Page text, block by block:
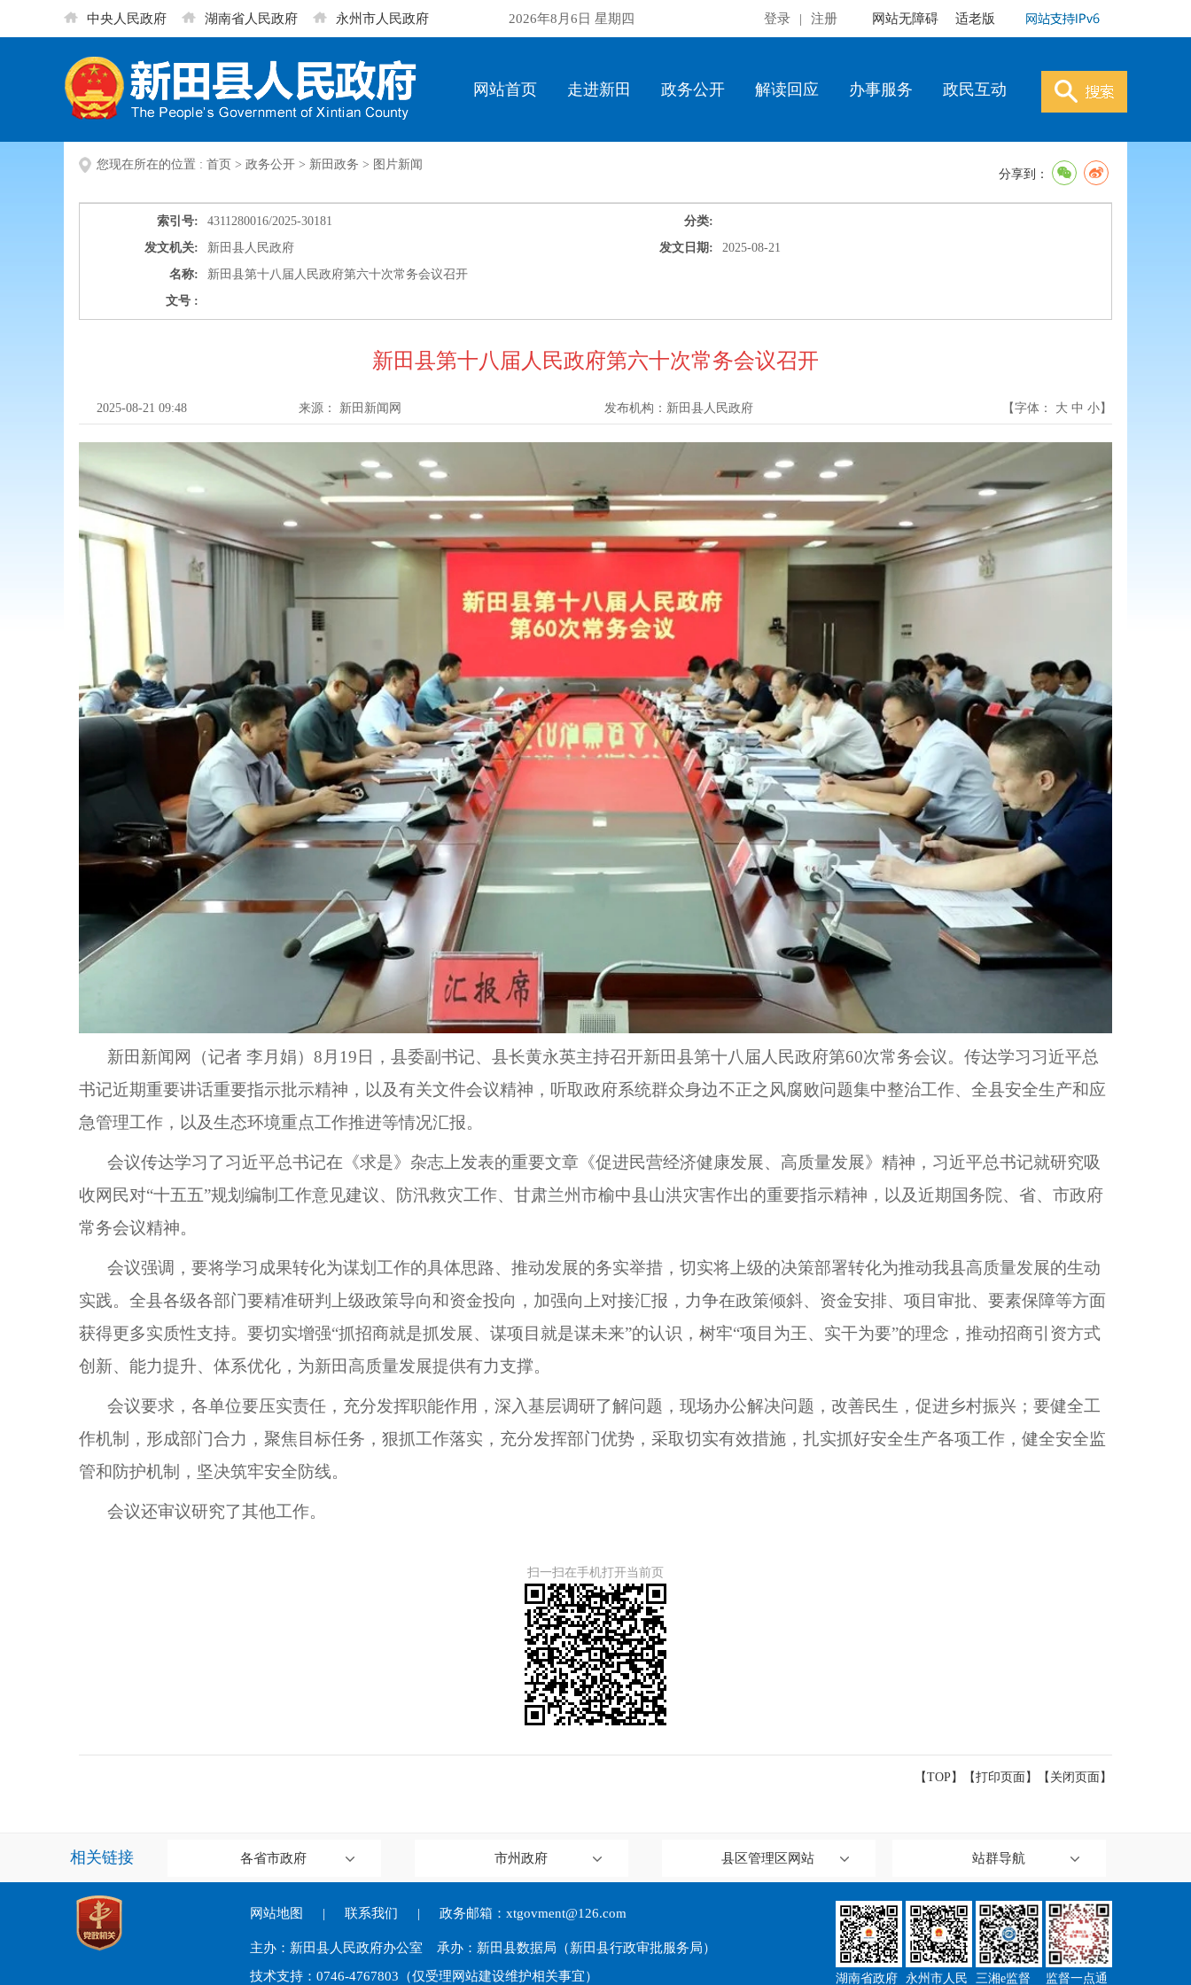
中央人民政府 湖南省人民政府 永州市人民政府 2026年8月6日 星期四 网站无障碍 适老版
登录 | 注册
网站首页 走进新田 政务公开 解读回应 办事服务 政民互动
您现在所在的位置 : 首页 > 政务公开 > 新田政务 > 图片新闻
分享到：
索引号: 4311280016/2025-30181
分类:
发文机关:
新田县人民政府 发文日期:
2025-08-21
名称:
新田县第十八届人民政府第六十次常务会议召开
文号 :
新田县第十八届人民政府第六十次常务会议召开
2025-08-21 09:48 来源： 新田新闻网 发布机构： 新田县人民政府 【字体： 大 中 小】
新田新闻网（记者 李月娟） 8月19日，县委副书记、县长黄永英主持召开新田县第十八届人民政府第60次常务会议。传达学习习近平总
书记近期重要讲话重要指示批示精神，以及有关文件会议精神，听取政府系统群众身边不正之风腐败问题集中整治工作、全县安全生产和应
急管理工作，以及生态环境重点工作推进等情况汇报。
会议传达学习了习近平总书记在《求是》杂志上发表的重要文章《促进民营经济健康发展、高质量发展》精神 ，习近平总书记就研究吸
收网民对“十五五”规划编制工作意见建议、防汛救灾工作、甘肃兰州市榆中县山洪灾害作出的重要指示精神，以及近期国务院、省、市政府
常务会议精神。
会议强调，要将学习成果转化为谋划工作的具体思路、推动发展的务实举措，切实将上级的决策部署转化为推动我县高质量发展的生动
实践。全县各级各部门要精准研判上级政策导向和资金投向，加强向上对接汇报，力争在政策倾斜、资金安排、项目审批、要素保障等方面
获得更多实质性支持。要切实增强“抓招商就是抓发展、谋项目就是谋未来”的认识，树牢“项目为王、实干为要”的理念，推动招商引资方式
创新、能力提升、体系优化，为新田高质量发展提供有力支撑。
会议要求，各单位要压实责任，充分发挥职能作用，深入基层调研了解问题，现场办公解决问题，改善民生，促进乡村振兴；要健全工
作机制，形成部门合力，聚焦目标任务，狠抓工作落实，充分发挥部门优势，采取切实有效措施，扎实抓好安全生产各项工作，健全安全监
管和防护机制，坚决筑牢安全防线。
会议还审议研究了其他工作。
扫一扫在手机打开当前页
【TOP】 【打印页面 】【 关闭页面 】
相关链接 各省市政府 市州政府 县区管理区网站 站群导航
网站地图 | 联系我们 | 政务邮箱：xtgovment@126.com
主办：新田县人民政府办公室 承办：新田县数据局（新田县行政审批服务局）
技术支持：0746-4767803（仅受理网站建设维护相关事宜）
湖南省政府 永州市人民 三湘e监督 监督一点通